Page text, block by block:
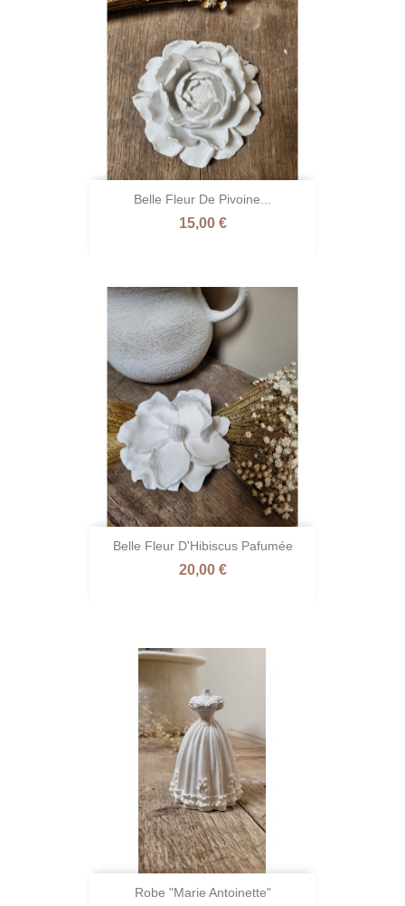
Belle Fleur De Pivoine...
Prix
15,00 €
Belle Fleur D'Hibiscus Pafumée
Prix
20,00 €
Robe "Marie Antoinette"